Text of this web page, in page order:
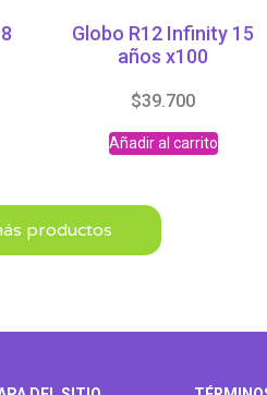
Globo R12 Infinity 15
años x100
$39.700
Añadir al carrito
productos